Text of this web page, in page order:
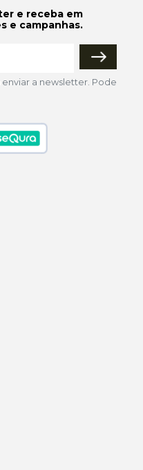
e receba em
e campanhas.
enviar a newsletter. Pode